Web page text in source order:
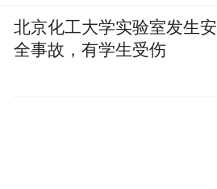
北京化工大学实验室发生安
全事故，有学生受伤